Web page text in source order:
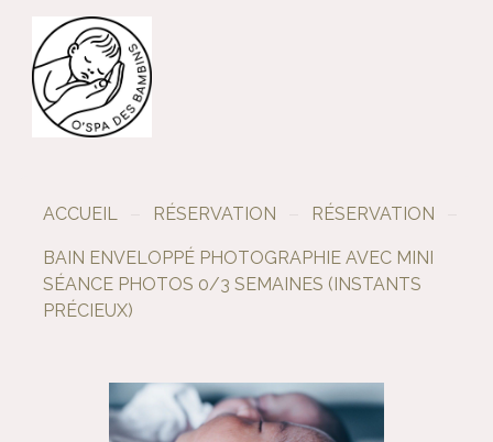
ACCUEIL RÉSERVATION RÉSERVATION
BAIN ENVELOPPÉ PHOTOGRAPHIE AVEC MINI
SÉANCE PHOTOS 0/3 SEMAINES (INSTANTS
PRÉCIEUX)